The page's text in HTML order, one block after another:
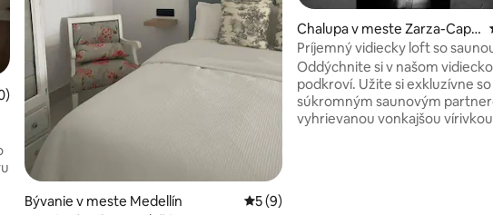
ohodnotenie 4,99 z 5, počet hodnotení: 180
Bývanie v meste Medellín Priemerné ohodnotenie 5 z 5, počet
5 (9)
Chalupa v meste Zarza-Capill
a
Príjemný vidiecky loft so
vonkajším vírivkou
Oddýchnite si v našom
podkroví. Užite si exkluzívne
súkromným saunovým
vyhrievanou vonkajšou